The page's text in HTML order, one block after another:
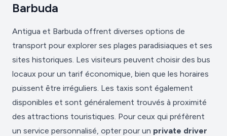
Barbuda
Antigua et Barbuda offrent diverses options de
transport pour explorer ses plages paradisiaques et ses
sites historiques. Les visiteurs peuvent choisir des bus
locaux pour un tarif économique, bien que les horaires
puissent être irréguliers. Les taxis sont également
disponibles et sont généralement trouvés à proximité
des attractions touristiques. Pour ceux qui préfèrent
un service personnalisé, opter pour un private driver